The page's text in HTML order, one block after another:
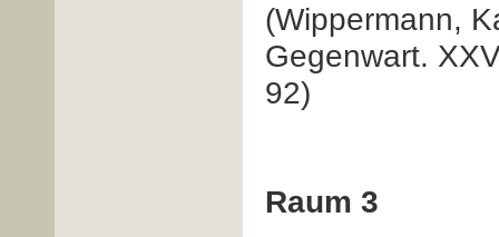
(Wippermann,
Gegenwart.
92)
Raum 3